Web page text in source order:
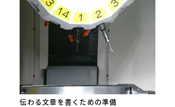
伝わる文章を書くための準備